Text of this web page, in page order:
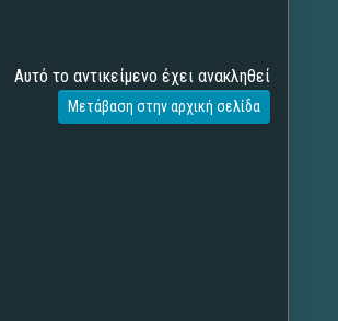
Αυτό το αντικείμενο έχει ανακληθεί
Μετάβαση στην αρχική σελίδα